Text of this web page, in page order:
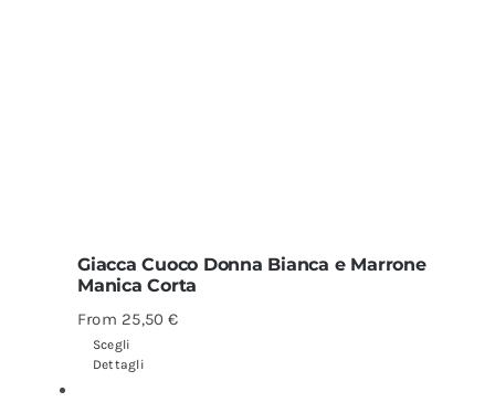
Giacca Cuoco Donna Bianca e Marrone
Manica Corta
From 25,50€
Scegli
Dettagli